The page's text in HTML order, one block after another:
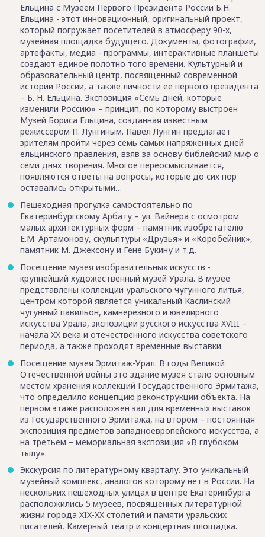
Ельцина с Музеем Первого Президента России Б.Н.
Ельцина - этот инновационный, оригинальный проект,
который погружает посетителей в атмосферу 90-х,
музейная площадка будущего. Документы, фотографии,
артефакты, медиа - программы, интерактивные планшеты
создают единое полотно того времени. Культурный и
образовательный центр, посвященный современной
истории России, а также личности ее первого президента
– Б. Н. Ельцина. Экспозиция «Семь дней, которые
изменили Россию» – принцип, по которому выстроен
Музей Бориса Ельцина, созданная известным
режиссером П. Лунгиным. Павел Лунгин предлагает
зрителям пройти через семь самых напряженных дней
ельцинского правления, взяв за основу библейский миф о
семи днях творения. Многое переосмысливается,
появляются ответы на вопросы, которые до сих пор
оставались открытыми…
Пешеходная прогулка самостоятельно по
Екатеринбургскому Арбату – ул. Вайнера с осмотром
малых архитектурных форм – памятник изобретателю
Е.М. Артамонову, скульптуры «Друзья» и «Коробейник»,
памятник М. Джексону и Гене Букину и т.д.
Посещение музея изобразительных искусств -
крупнейший художественный музей Урала. В музее
представлены коллекции уральского чугунного литья,
центром которой является уникальный Каслинский
чугунный павильон, камнерезного и ювелирного
искусства Урала, экспозиции русского искусства XVIII –
начала XX века и отечественного искусства советского
периода, а также проходят временные выставки.
Посещение музея Эрмитаж-Урал. В годы Великой
Отечественной войны это здание музея стало основным
местом хранения коллекций Государственного Эрмитажа,
что определило концепцию реконструкции объекта. На
первом этаже расположен зал для временных выставок
из Государственного Эрмитажа, на втором – постоянная
экспозиция предметов западноевропейского искусства, а
на третьем – мемориальная экспозиция «В глубоком
тылу».
Экскурсия по литературному кварталу. Это уникальный
музейный комплекс, аналогов которому нет в России. На
нескольких пешеходных улицах в центре Екатеринбурга
расположились 5 музеев, посвященных литературной
жизни города XIX-XX столетий и памяти уральских
писателей, Камерный театр и концертная площадка.